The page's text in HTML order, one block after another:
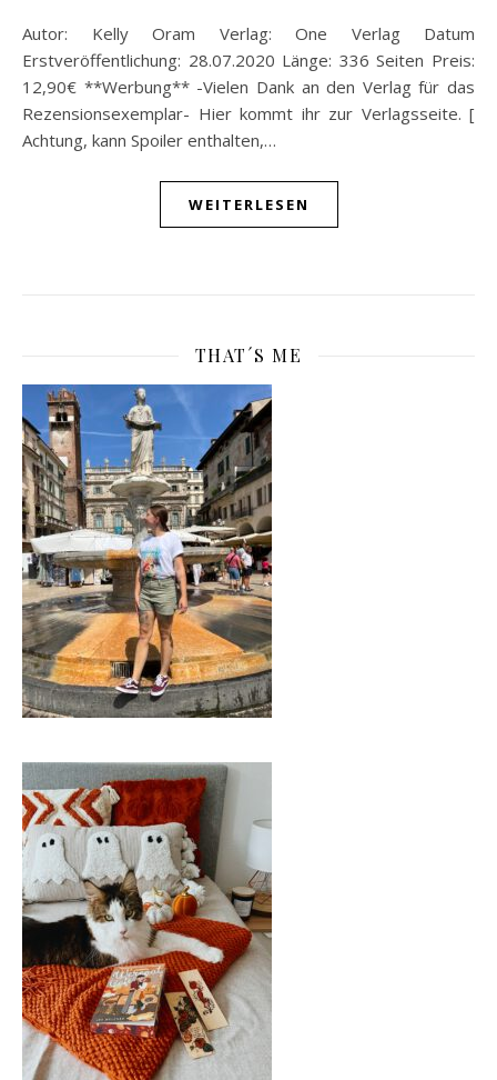
Autor: Kelly Oram Verlag: One Verlag Datum
Erstveröffentlichung: 28.07.2020 Länge: 336 Seiten Preis:
12,90€ **Werbung** -Vielen Dank an den Verlag für das
Rezensionsexemplar- Hier kommt ihr zur Verlagsseite. [
Achtung, kann Spoiler enthalten,…
WEITERLESEN
THAT´S ME